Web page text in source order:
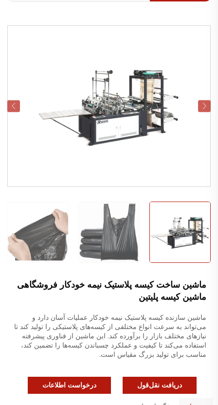
ماشین ساخت کیسه پلاستیک نیمه خودکار فروشگاهی
ماشین کیسه پلیتین
ماشین سازنده کیسه پلاستیک نیمه خودکار عملیات آسان دارد و
می‌تواند به سرعت انواع مختلفی از کیسه‌های پلاستیکی را تولید کند تا
نیازهای مختلف بازار را برآورده کند. این ماشین از فناوری پیشرفته
استفاده می‌کند تا کیفیت و عملکرد چسباندن کیسه‌ها را تضمین کند،
مناسب برای تولید بزرگ مقیاس است.
دریافت نقل‌قول درخواست اطلاعات